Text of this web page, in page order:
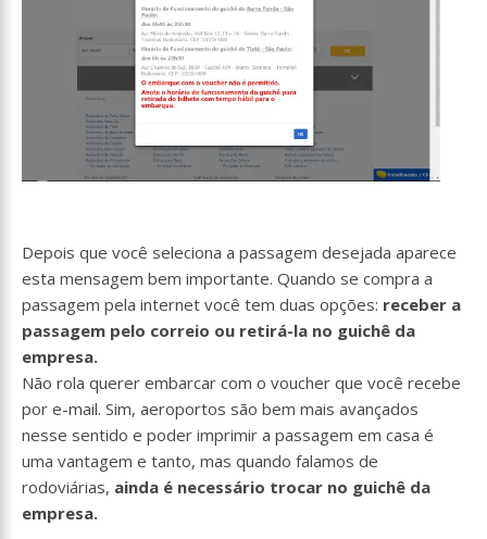
Depois que você seleciona a passagem desejada aparece
esta mensagem bem importante. Quando se compra a
passagem pela internet você tem duas opções: receber a
passagem pelo correio ou retirá-la no guichê da
empresa.
Não rola querer embarcar com o voucher que você recebe
por e-mail. Sim, aeroportos são bem mais avançados
nesse sentido e poder imprimir a passagem em casa é
uma vantagem e tanto, mas quando falamos de
rodoviárias, ainda é necessário trocar no guichê da
empresa.